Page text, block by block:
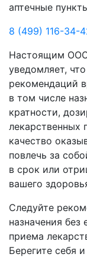
аптечные
8 (499) 116-34-
Настоящим
уведомляет,
рекомендаций
в том числе
кратности,
лекарственных
качество
повлечь за
в срок или
вашего
Следуйте
назначения
приема
Берегите себя